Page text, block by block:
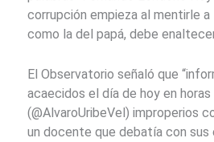
corrupción empieza al mentirle
como la del papá, debe
El Observatorio señaló que
acaecidos el día de hoy en
(@AlvaroUribeVel) improperios
un docente que debatía con